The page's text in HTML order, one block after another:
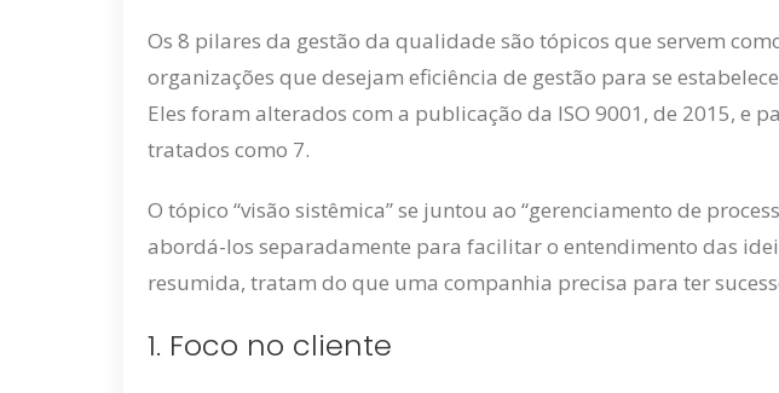
Os 8 pilares da gestão da qualidade são tópicos que servem
organizações que desejam eficiência de gestão para se
Eles foram alterados com a publicação da ISO 9001, de 2015, e
tratados como 7.
O tópico “visão sistêmica” se juntou ao “gerenciamento de
abordá-los separadamente para facilitar o entendimento das
resumida, tratam do que uma companhia precisa para ter
1. Foco no cliente